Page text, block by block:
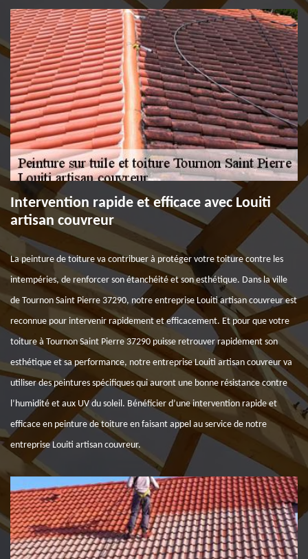
Intervention rapide et efficace avec Louiti
artisan couvreur
La peinture de toiture va contribuer à protéger votre toiture contre les
intempéries, de renforcer son étanchéité et son esthétique. Dans la ville
de Tournon Saint Pierre 37290, notre entreprise Louiti artisan couvreur est
reconnue pour intervenir rapidement et efficacement. Et pour que votre
toiture à Tournon Saint Pierre 37290 puisse retrouver rapidement son
esthétique et sa performance, notre entreprise Louiti artisan couvreur va
utiliser des peintures spécifiques qui auront une bonne résistance contre
l’humidité et aux UV du soleil. Bénéficier d’une intervention rapide et
efficace en peinture de toiture en faisant appel au service de notre
entreprise Louiti artisan couvreur.